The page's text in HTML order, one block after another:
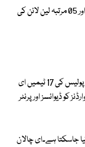
ٹریفک پولیس کے مطابق ڈرائیور نے 45 مرتبہ ٹریفک سگنل اور 05 مرتبہ لین لائن کی
ٹریفک پولیس چیف منتظر مہدی کا کہنا تھاکہ سٹی ٹریفک پولیس کی 17 ٹیمیں ای
کو ڈیوائسز اور پرنٹر
جاسکتا ہے۔ای چالان